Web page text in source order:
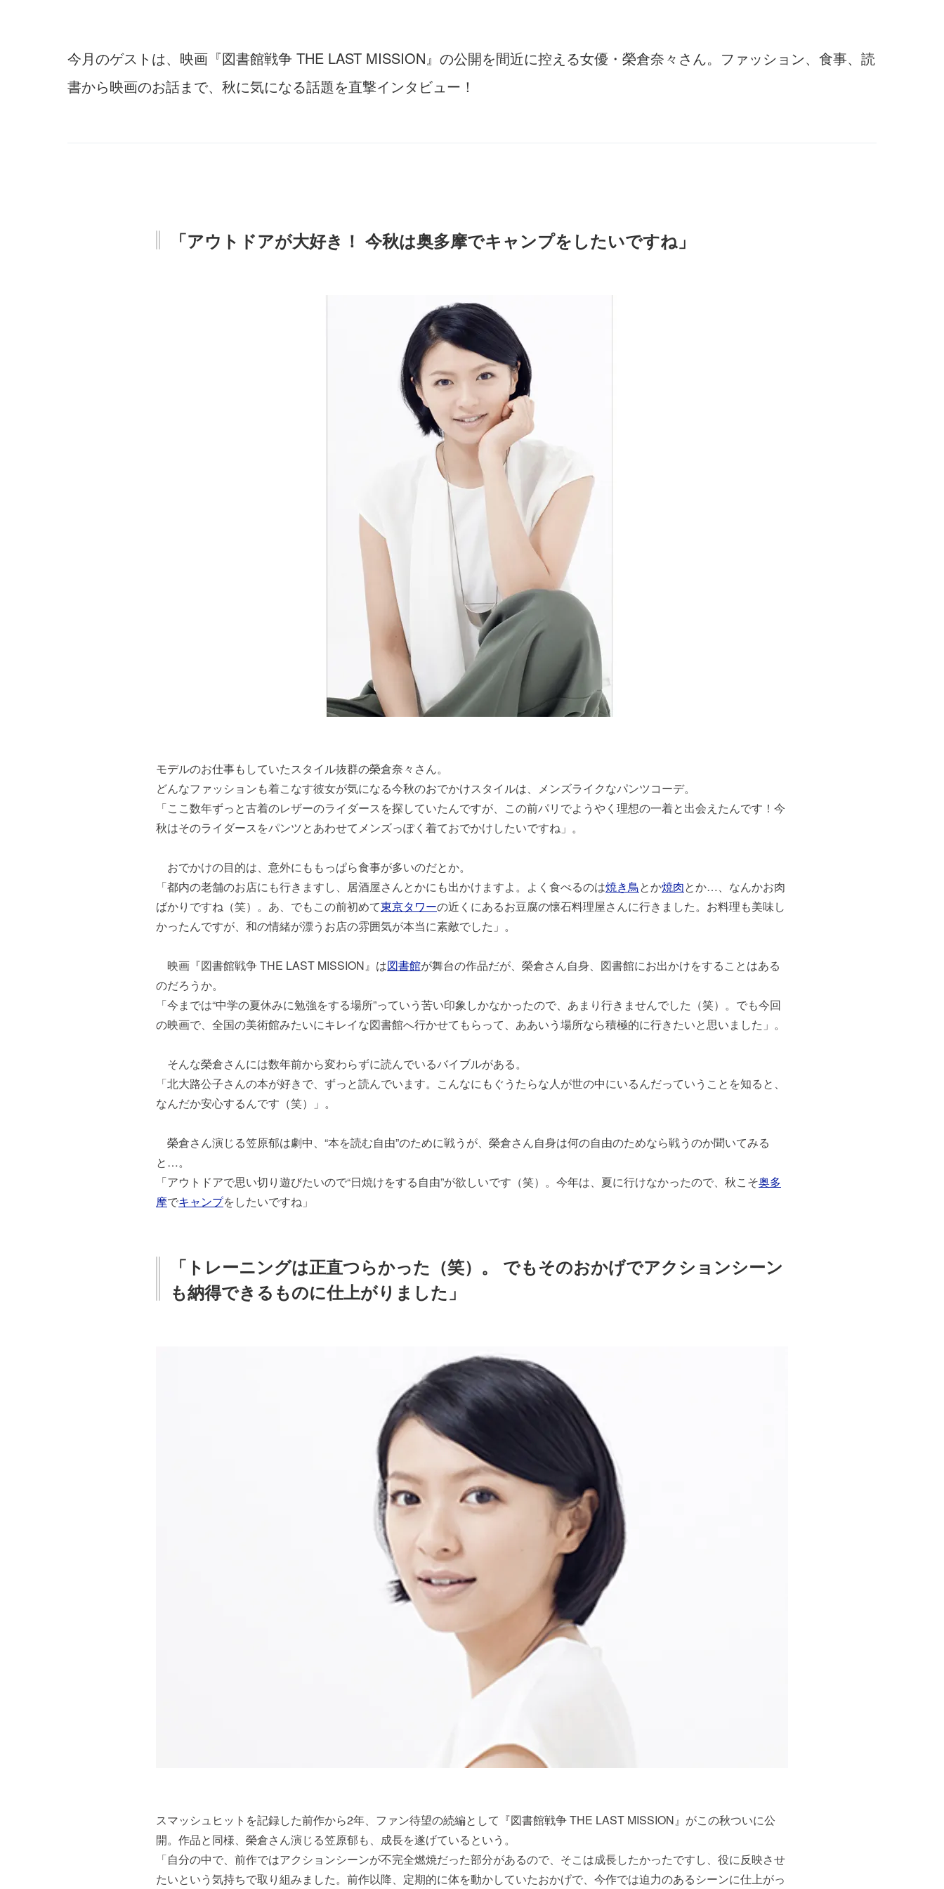
今月のゲストは、映画『図書館戦争 THE LAST MISSION』の公開を間近に控える女優・榮倉奈々さん。ファッション、食事、読
書から映画のお話まで、秋に気になる話題を直撃インタビュー！
「アウトドアが大好き！ 今秋は奥多摩でキャンプをしたいですね」
モデルのお仕事もしていたスタイル抜群の榮倉奈々さん。
どんなファッションも着こなす彼女が気になる今秋のおでかけスタイルは、メンズライクなパンツコーデ。
「ここ数年ずっと古着のレザーのライダースを探していたんですが、この前パリでようやく理想の一着と出会えたんです！今
秋はそのライダースをパンツとあわせてメンズっぽく着ておでかけしたいですね」。
おでかけの目的は、意外にももっぱら食事が多いのだとか。
「都内の老舗のお店にも行きますし、居酒屋さんとかにも出かけますよ。よく食べるのは焼き鳥とか焼肉とか…、なんかお肉
ばかりですね（笑）。あ、でもこの前初めて東京タワーの近くにあるお豆腐の懐石料理屋さんに行きました。お料理も美味し
かったんですが、和の情緒が漂うお店の雰囲気が本当に素敵でした」。
映画『図書館戦争 THE LAST MISSION』は図書館が舞台の作品だが、榮倉さん自身、図書館にお出かけをすることはある
のだろうか。
「今までは“中学の夏休みに勉強をする場所”っていう苦い印象しかなかったので、あまり行きませんでした（笑）。でも今回
の映画で、全国の美術館みたいにキレイな図書館へ行かせてもらって、ああいう場所なら積極的に行きたいと思いました」。
そんな榮倉さんには数年前から変わらずに読んでいるバイブルがある。
「北大路公子さんの本が好きで、ずっと読んでいます。こんなにもぐうたらな人が世の中にいるんだっていうことを知ると、
なんだか安心するんです（笑）」。
榮倉さん演じる笠原郁は劇中、“本を読む自由”のために戦うが、榮倉さん自身は何の自由のためなら戦うのか聞いてみる
と…。
「アウトドアで思い切り遊びたいので“日焼けをする自由”が欲しいです（笑）。今年は、夏に行けなかったので、秋こそ奥多
摩でキャンプをしたいですね」
「トレーニングは正直つらかった（笑）。 でもそのおかげでアクションシーン
も納得できるものに仕上がりました」
スマッシュヒットを記録した前作から2年、ファン待望の続編として『図書館戦争 THE LAST MISSION』がこの秋ついに公
開。作品と同様、榮倉さん演じる笠原郁も、成長を遂げているという。
「自分の中で、前作ではアクションシーンが不完全燃焼だった部分があるので、そこは成長したかったですし、役に反映させ
たいという気持ちで取り組みました。前作以降、定期的に体を動かしていたおかげで、今作では迫力のあるシーンに仕上がっ